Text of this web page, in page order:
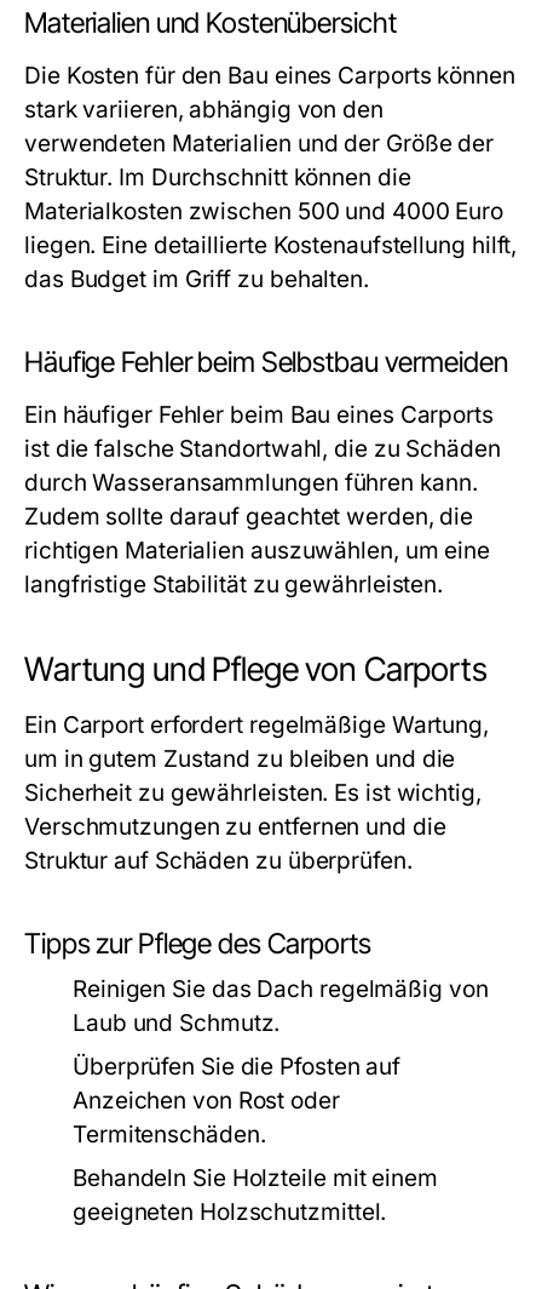
Materialien und Kostenübersicht
Die Kosten für den Bau eines Carports können
stark variieren, abhängig von den
verwendeten Materialien und der Größe der
Struktur. Im Durchschnitt können die
Materialkosten zwischen 500 und 4000 Euro
liegen. Eine detaillierte Kostenaufstellung hilft,
das Budget im Griff zu behalten.
Häufige Fehler beim Selbstbau vermeiden
Ein häufiger Fehler beim Bau eines Carports
ist die falsche Standortwahl, die zu Schäden
durch Wasseransammlungen führen kann.
Zudem sollte darauf geachtet werden, die
richtigen Materialien auszuwählen, um eine
langfristige Stabilität zu gewährleisten.
Wartung und Pflege von Carports
Ein Carport erfordert regelmäßige Wartung,
um in gutem Zustand zu bleiben und die
Sicherheit zu gewährleisten. Es ist wichtig,
Verschmutzungen zu entfernen und die
Struktur auf Schäden zu überprüfen.
Tipps zur Pflege des Carports
Reinigen Sie das Dach regelmäßig von
Laub und Schmutz.
Überprüfen Sie die Pfosten auf
Anzeichen von Rost oder
Termitenschäden.
Behandeln Sie Holzteile mit einem
geeigneten Holzschutzmittel.